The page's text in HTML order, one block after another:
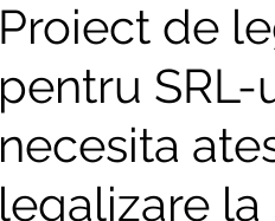
Proiect de
pentru SRL-
necesita
legalizare la